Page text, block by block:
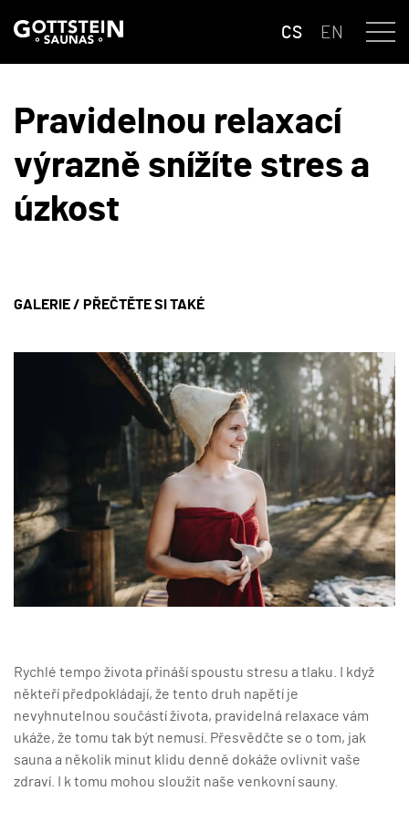
CS EN
Pravidelnou relaxací
výrazně snížíte stres a
úzkost
GALERIE/ PŘEČTĚTE SI TAKÉ
Rychlé tempo života přináší spoustu stresu a tlaku. I když
někteří předpokládají, že tento druh napětí je
nevyhnutelnou součástí života, pravidelná relaxace vám
ukáže, že tomu tak být nemusí. Přesvědčte se o tom, jak
sauna a několik minut klidu denně dokáže ovlivnit vaše
zdraví. I k tomu mohou sloužit naše venkovní sauny.